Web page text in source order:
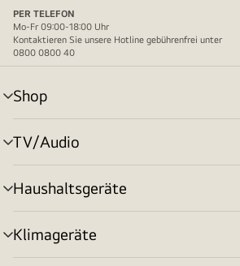
PER TELEFON
Mo-Fr 09:00-18:00 Uhr
Kontaktieren Sie unsere Hotline gebührenfrei unter
0800 0800 40
Shop
Menü
umschalten
TV/Audio
Menü
umschalten
Haushaltsgeräte
Menü
umschalten
Klimageräte
Menü
umschalten